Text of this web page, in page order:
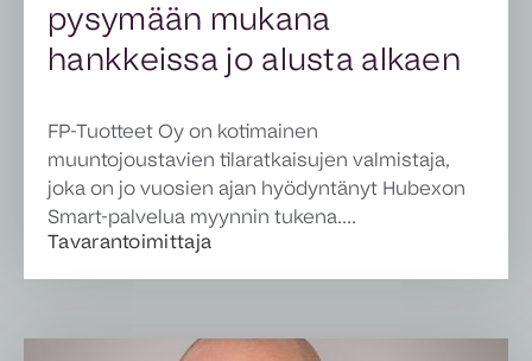
pysymään mukana
hankkeissa jo alusta alkaen
FP-Tuotteet Oy on kotimainen
muuntojoustavien tilaratkaisujen valmistaja,
joka on jo vuosien ajan hyödyntänyt Hubexon
Smart-palvelua myynnin tukena....
Tavarantoimittaja